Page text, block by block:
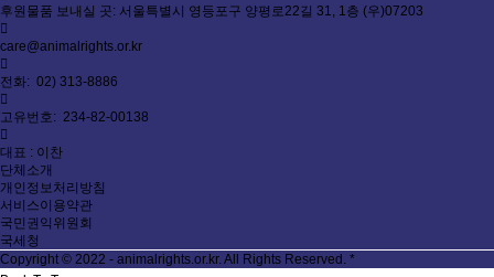
후원물품 보내실 곳: 서울특별시 영등포구 양평로22길 31, 1층 (우)07203
care@animalrights.or.kr
전화: 02) 313-8886
고유번호: 234-82-00138
대표 : 이찬
단체소개
개인정보처리방침
서비스이용약관
국민권익위원회
국세청
Copyright © 2022 - animalrights.or.kr. All Rights Reserved. *